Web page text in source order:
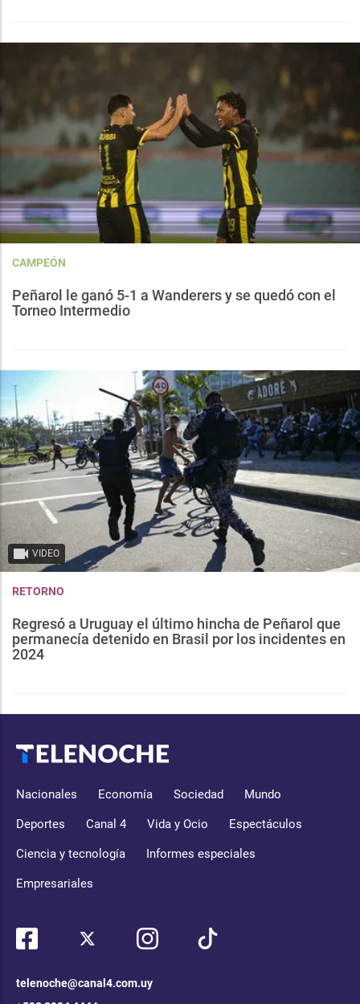
CAMPEÓN
Peñarol le ganó 5-1 a Wanderers y se quedó con el
Torneo Intermedio
VIDEO
RETORNO
Regresó a Uruguay el último hincha de Peñarol que
permanecía detenido en Brasil por los incidentes en
2024
Nacionales Economía Sociedad Mundo
Deportes Canal 4 Vida y Ocio Espectáculos
Ciencia y tecnología Informes especiales
Empresariales
telenoche@canal4.com.uy